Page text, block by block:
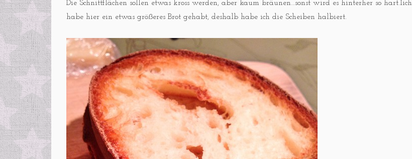
Die Schnittflächen sollen etwas kross werden, aber kaum bräunen…sonst wird es hinterher so hart.Iich
habe hier ein etwas größeres Brot gehabt, deshalb habe ich die Scheiben halbiert.